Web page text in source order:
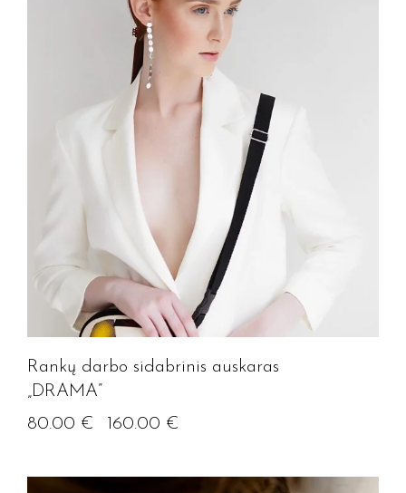
Rankų darbo sidabrinis auskaras
„DRAMA”
80.00 € 160.00 €